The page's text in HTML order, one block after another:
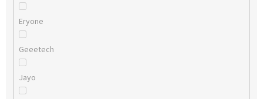
Eryone
Geeetech
Jayo